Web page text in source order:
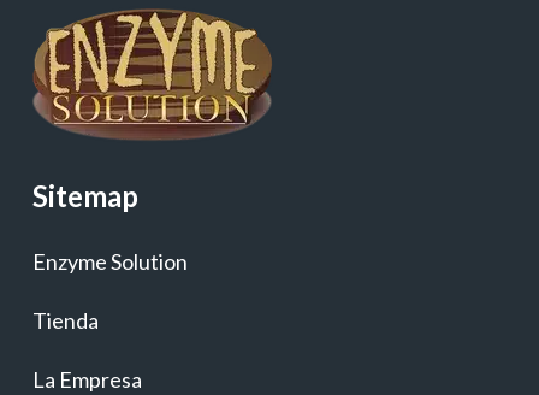
Sitemap
Enzyme Solution
Tienda
La Empresa